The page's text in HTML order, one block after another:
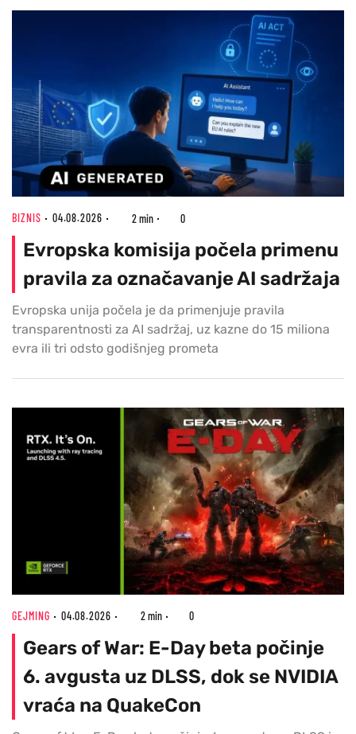
BIZNIS 04.08.2026 2 min 0
Evropska komisija počela primenu
pravila za označavanje AI sadržaja
Evropska unija počela je da primenjuje pravila
transparentnosti za AI sadržaj, uz kazne do 15 miliona
evra ili tri odsto godišnjeg prometa
GEJMING 04.08.2026 2 min 0
Gears of War: E-Day beta počinje
6. avgusta uz DLSS, dok se NVIDIA
vraća na QuakeCon